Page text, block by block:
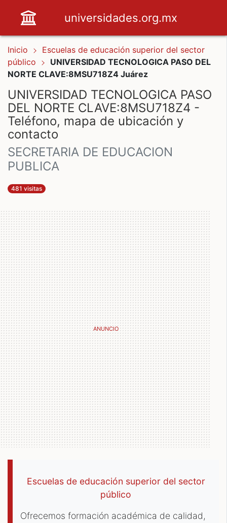
universidades.org.mx
Inicio
Escuelas de educación superior del sector
público
UNIVERSIDAD TECNOLOGICA PASO DEL
NORTE CLAVE:8MSU718Z4 Juárez
UNIVERSIDAD TECNOLOGICA PASO
DEL NORTE CLAVE:8MSU718Z4 -
Teléfono, mapa de ubicación y
contacto
SECRETARIA DE EDUCACION
PUBLICA
481 visitas
Escuelas de educación superior del sector
público
Ofrecemos formación académica de calidad,